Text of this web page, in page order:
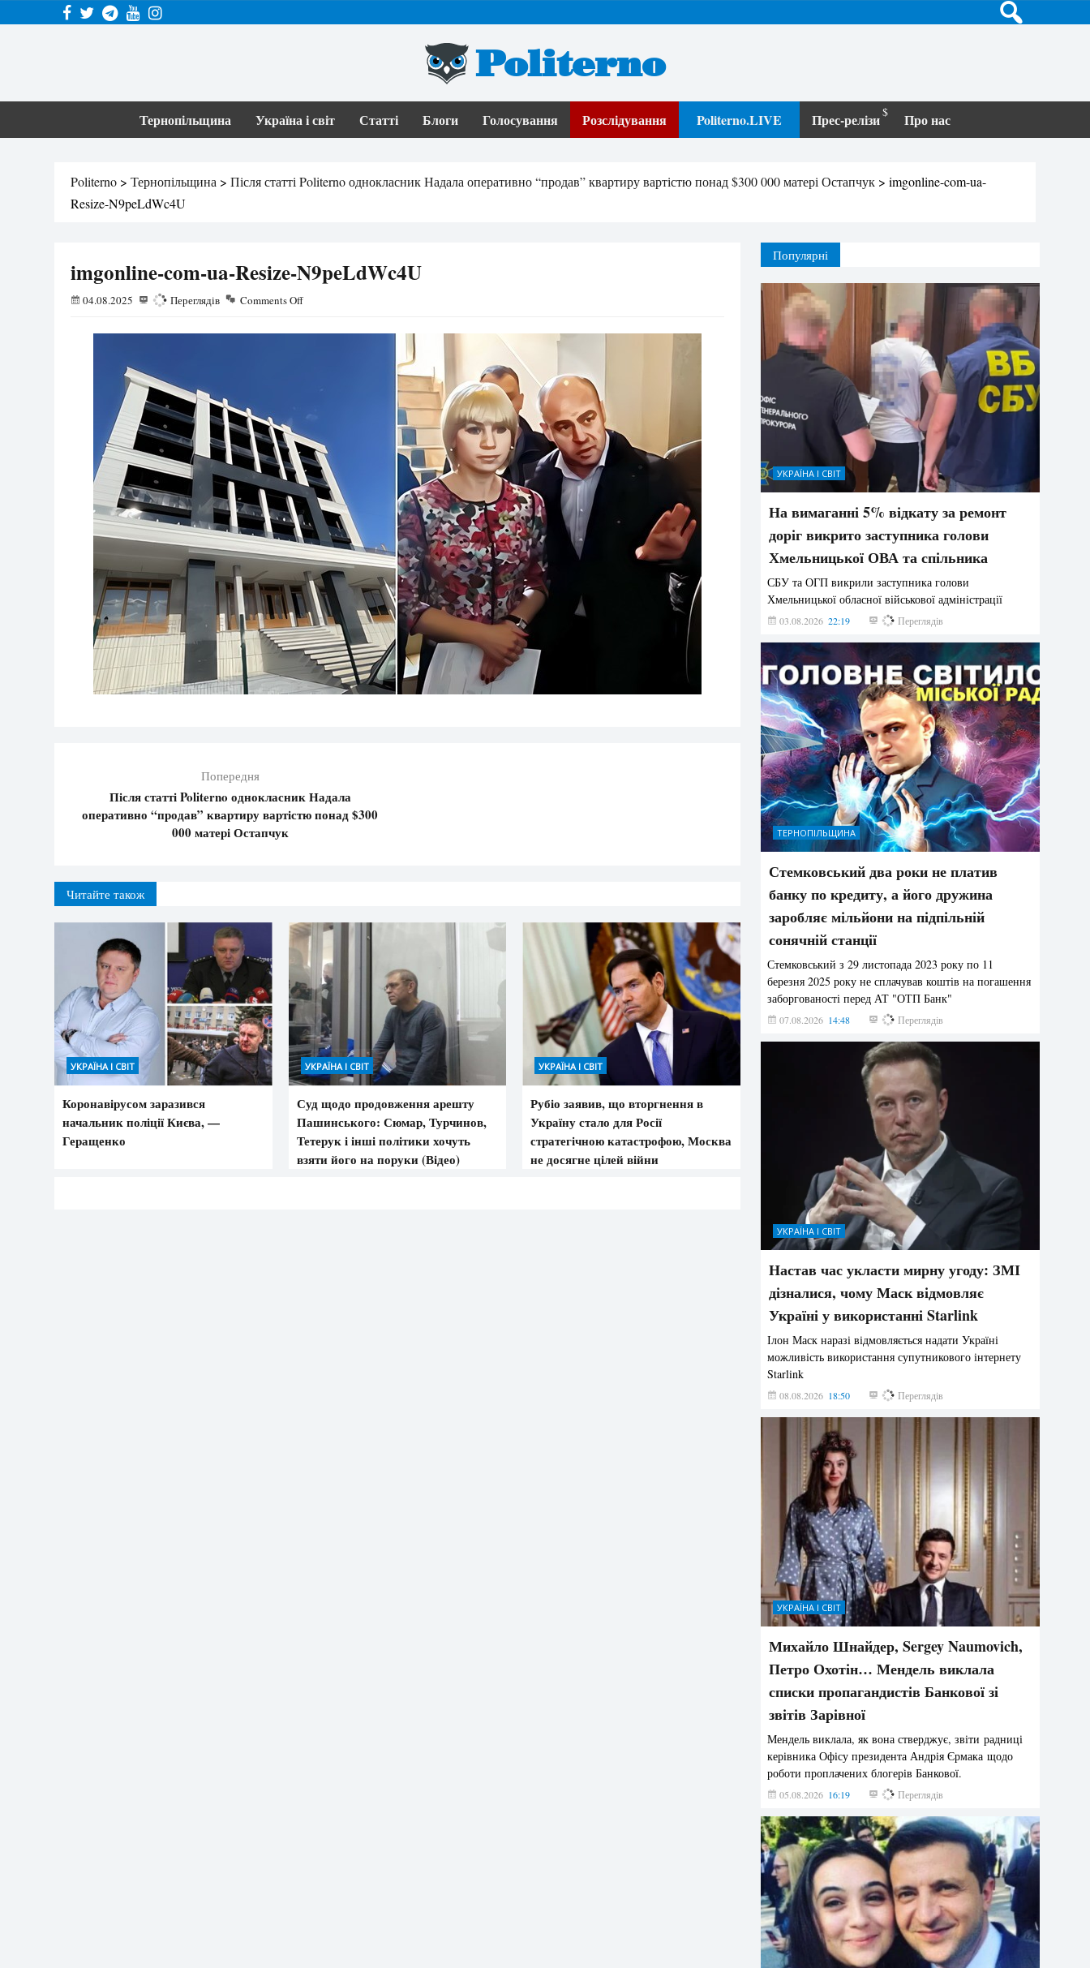
Politerno
Тернопільщина Україна і світ Статті Блоги Голосування Розслідування Politerno.LIVE Прес-релізи Про нас
Politerno > Тернопільщина > Після статті Politerno однокласник Надала оперативно “продав” квартиру вартістю понад $300 000 матері Остапчук > imgonline-com-ua-
Resize-N9peLdWc4U
imgonline-com-ua-Resize-N9peLdWc4U
04.08.2025 162 Переглядів Comments Off
Попередня
Після статті Politerno однокласник Надала
оперативно “продав” квартиру вартістю понад $300
000 матері Остапчук
Читайте також
УКРАЇНА І СВІТ
Коронавірусом заразився
начальник поліції Києва, —
Геращенко
УКРАЇНА І СВІТ
Суд щодо продовження арешту
Пашинського: Сюмар, Турчинов,
Тетерук і інші політики хочуть
взяти його на поруки (Відео)
УКРАЇНА І СВІТ
Рубіо заявив, що вторгнення в
Україну стало для Росії
стратегічною катастрофою, Москва
не досягне цілей війни
Популярні
УКРАЇНА І СВІТ
На вимаганні 5% відкату за ремонт
доріг викрито заступника голови
Хмельницької ОВА та спільника
СБУ та ОГП викрили заступника голови
Хмельницької обласної військової адміністрації
03.08.2026 22:19 883 Переглядів
ТЕРНОПІЛЬЩИНА
Стемковський два роки не платив
банку по кредиту, а його дружина
заробляє мільйони на підпільній
сонячній станції
Стемковський з 29 листопада 2023 року по 11
березня 2025 року не сплачував коштів на погашення
заборгованості перед АТ "ОТП Банк"
07.08.2026 14:48 410 Переглядів
УКРАЇНА І СВІТ
Настав час укласти мирну угоду: ЗМІ
дізналися, чому Маск відмовляє
Україні у використанні Starlink
Ілон Маск наразі відмовляється надати Україні
можливість використання супутникового інтернету
Starlink
08.08.2026 18:50 276 Переглядів
УКРАЇНА І СВІТ
Михайло Шнайдер, Sergey Naumovich,
Петро Охотін… Мендель виклала
списки пропагандистів Банкової зі
звітів Зарівної
Мендель виклала, як вона стверджує, звіти радниці
керівника Офісу президента Андрія Єрмака щодо
роботи проплачених блогерів Банкової.
05.08.2026 16:19 247 Переглядів